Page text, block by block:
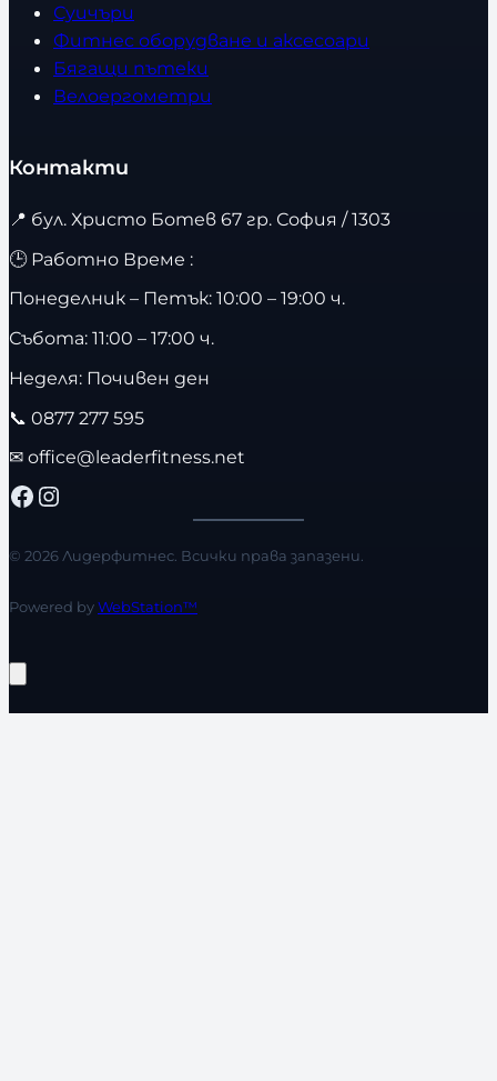
Суичъри
Фитнес оборудване и аксесоари
Бягащи пътеки
Велоергометри
Контакти
📍 бул. Христо Ботев 67 гр. София / 1303
🕒 Работно Време :
Понеделник – Петък: 10:00 – 19:00 ч.
Събота: 11:00 – 17:00 ч.
Неделя: Почивен ден
📞 0877 277 595
✉ office@leaderfitness.net
Facebook Instagram
© 2026 Лидерфитнес. Всички права запазени.
Powered byWebStation™